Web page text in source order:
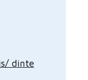
dinte